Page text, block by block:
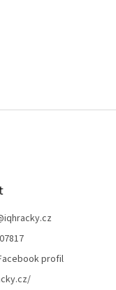
iqhracky.cz
profil